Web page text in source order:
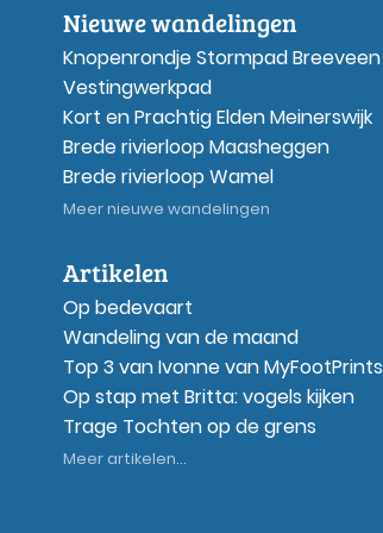
Nieuwe wandelingen
Knopenrondje Stormpad Breeveen
Vestingwerkpad
Kort en Prachtig Elden Meinerswijk
Brede rivierloop Maasheggen
Brede rivierloop Wamel
Meer nieuwe wandelingen
Artikelen
Op bedevaart
Wandeling van de maand
Top 3 van Ivonne van MyFootPrints
Op stap met Britta: vogels kijken
Trage Tochten op de grens
Meer artikelen...